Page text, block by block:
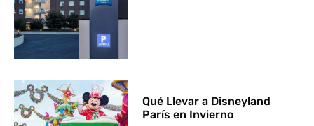
Qué Llevar a Disneyland
París en Invierno